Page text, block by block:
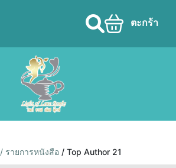
ตะกร้า
/ รายการหนังสือ / Top Author 21